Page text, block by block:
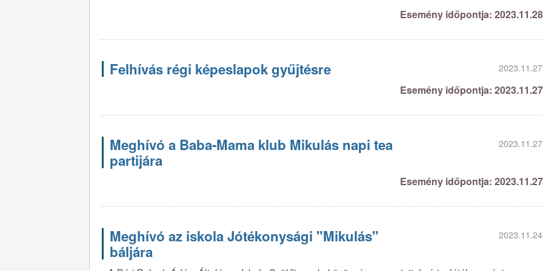
Esemény időpontja: 2023.11.28
Felhívás régi képeslapok gyűjtésre
Esemény időpontja: 2023.11.27
Meghívó a Baba-Mama klub Mikulás napi tea
partijára
Esemény időpontja: 2023.11.27
Meghívó az iskola Jótékonysági "Mikulás"
báljára